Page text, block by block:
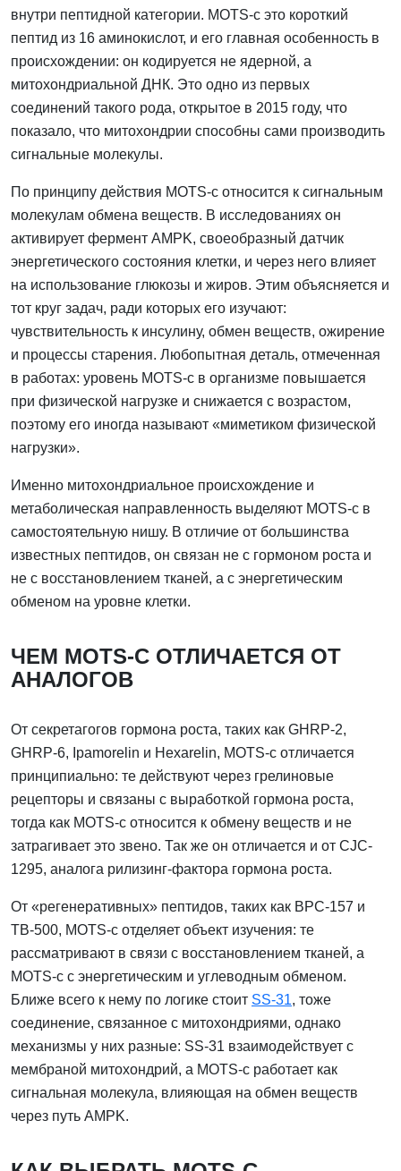
внутри пептидной категории. MOTS-c это короткий
пептид из 16 аминокислот, и его главная особенность в
происхождении: он кодируется не ядерной, а
митохондриальной ДНК. Это одно из первых
соединений такого рода, открытое в 2015 году, что
показало, что митохондрии способны сами производить
сигнальные молекулы.
По принципу действия MOTS-c относится к сигнальным
молекулам обмена веществ. В исследованиях он
активирует фермент AMPK, своеобразный датчик
энергетического состояния клетки, и через него влияет
на использование глюкозы и жиров. Этим объясняется и
тот круг задач, ради которых его изучают:
чувствительность к инсулину, обмен веществ, ожирение
и процессы старения. Любопытная деталь, отмеченная
в работах: уровень MOTS-c в организме повышается
при физической нагрузке и снижается с возрастом,
поэтому его иногда называют «миметиком физической
нагрузки».
Именно митохондриальное происхождение и
метаболическая направленность выделяют MOTS-c в
самостоятельную нишу. В отличие от большинства
известных пептидов, он связан не с гормоном роста и
не с восстановлением тканей, а с энергетическим
обменом на уровне клетки.
ЧЕМ MOTS-C ОТЛИЧАЕТСЯ ОТ
АНАЛОГОВ
От секретагогов гормона роста, таких как GHRP-2,
GHRP-6, Ipamorelin и Hexarelin, MOTS-c отличается
принципиально: те действуют через грелиновые
рецепторы и связаны с выработкой гормона роста,
тогда как MOTS-c относится к обмену веществ и не
затрагивает это звено. Так же он отличается и от CJC-
1295, аналога рилизинг-фактора гормона роста.
От «регенеративных» пептидов, таких как BPC-157 и
TB-500, MOTS-c отделяет объект изучения: те
рассматривают в связи с восстановлением тканей, а
MOTS-c с энергетическим и углеводным обменом.
Ближе всего к нему по логике стоит SS-31, тоже
соединение, связанное с митохондриями, однако
механизмы у них разные: SS-31 взаимодействует с
мембраной митохондрий, а MOTS-c работает как
сигнальная молекула, влияющая на обмен веществ
через путь AMPK.